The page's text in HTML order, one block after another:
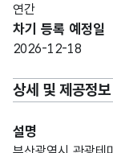
연간
차기 등록 예정일
2026-12-18
상세 및 제공정보
설명